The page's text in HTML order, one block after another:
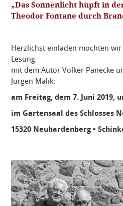
„Das Sonnenlicht hüpft in
Theodor Fontane durch
Herzlichst einladen möchten
Lesung
mit dem Autor Volker Panecke
Jürgen Malik:
am Freitag, dem 7. Juni 2019,
im Gartensaal des Schlosses
15320 Neuhardenberg •